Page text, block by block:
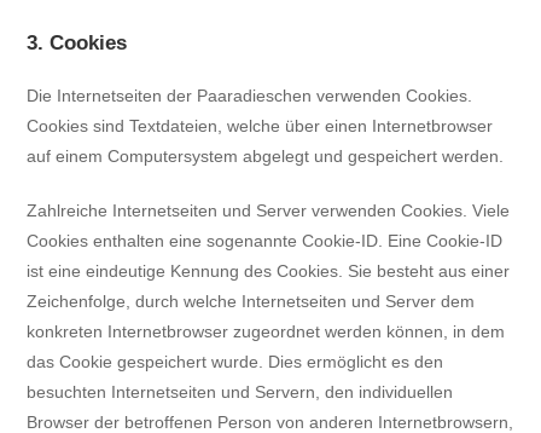
3. Cookies
Die Internetseiten der Paaradieschen verwenden Cookies.
Cookies sind Textdateien, welche über einen Internetbrowser
auf einem Computersystem abgelegt und gespeichert werden.
Zahlreiche Internetseiten und Server verwenden Cookies. Viele
Cookies enthalten eine sogenannte Cookie-ID. Eine Cookie-ID
ist eine eindeutige Kennung des Cookies. Sie besteht aus einer
Zeichenfolge, durch welche Internetseiten und Server dem
konkreten Internetbrowser zugeordnet werden können, in dem
das Cookie gespeichert wurde. Dies ermöglicht es den
besuchten Internetseiten und Servern, den individuellen
Browser der betroffenen Person von anderen Internetbrowsern,